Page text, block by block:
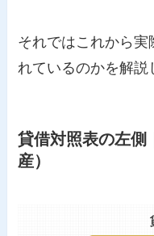
それではこれから実
れているのかを解説
貸借対照表の左側
産）